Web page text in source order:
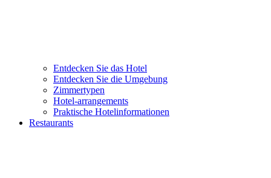
Entdecken Sie das Hotel
Entdecken Sie die Umgebung
Zimmertypen
Hotel-arrangements
Praktische Hotelinformationen
Restaurants